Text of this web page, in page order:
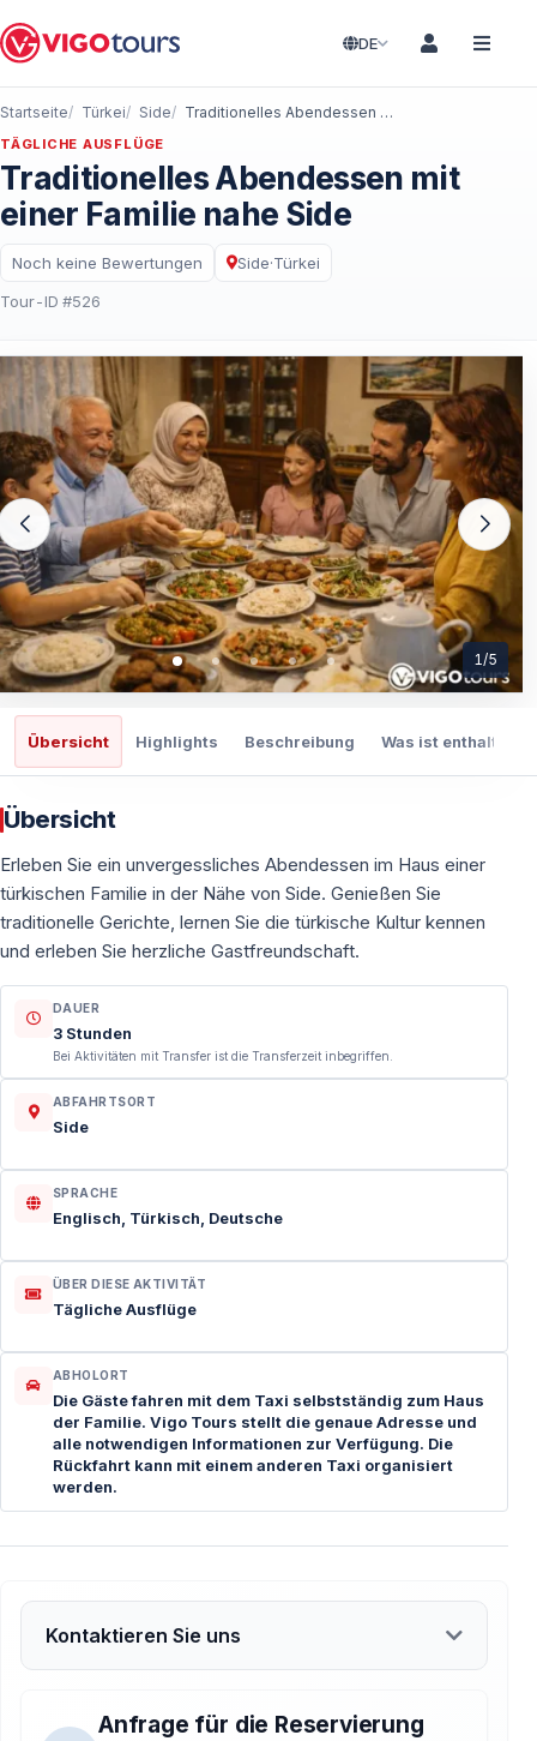
DE
Startseite Türkei Side Traditionelles Abendessen mit einer Familie nahe Side
TÄGLICHE AUSFLÜGE
Traditionelles Abendessen mit
einer Familie nahe Side
Noch keine Bewertungen Side·Türkei
Tour-ID #526
1/5
Übersicht Highlights Beschreibung Was ist enthalten
Übersicht
Erleben Sie ein unvergessliches Abendessen im Haus einer
türkischen Familie in der Nähe von Side. Genießen Sie
traditionelle Gerichte, lernen Sie die türkische Kultur kennen
und erleben Sie herzliche Gastfreundschaft.
DAUER
3 Stunden
Bei Aktivitäten mit Transfer ist die Transferzeit inbegriffen.
ABFAHRTSORT
Side
SPRACHE
Englisch, Türkisch, Deutsche
ÜBER DIESE AKTIVITÄT
Tägliche Ausflüge
ABHOLORT
Die Gäste fahren mit dem Taxi selbstständig zum Haus
der Familie. Vigo Tours stellt die genaue Adresse und
alle notwendigen Informationen zur Verfügung. Die
Rückfahrt kann mit einem anderen Taxi organisiert
werden.
Kontaktieren Sie uns
Anfrage für die Reservierung